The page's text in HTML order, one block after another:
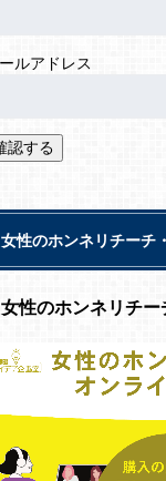
ルアドレス
女性のホンネリチーチ
女性のホンネリチ